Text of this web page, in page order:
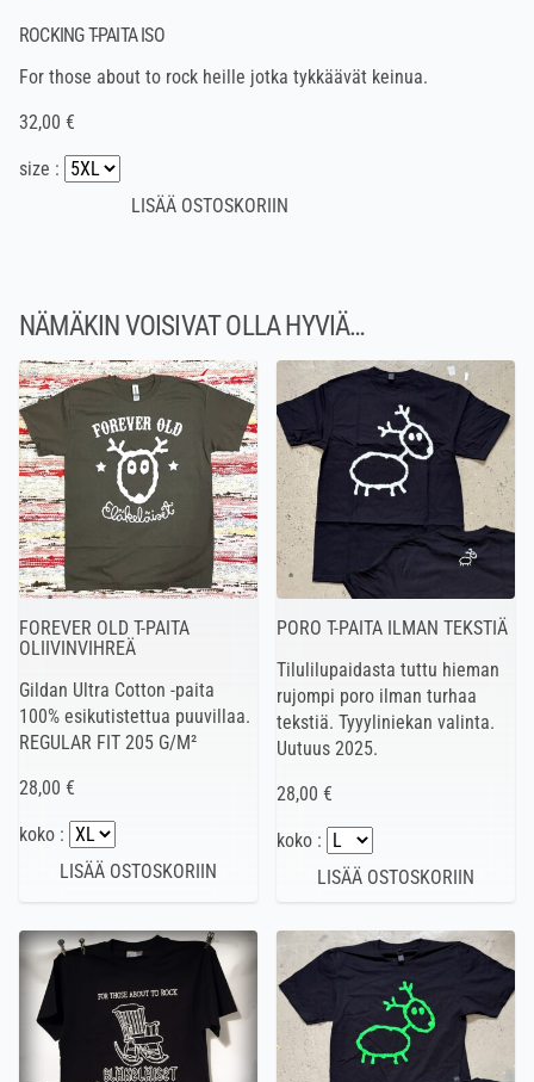
ROCKING T-PAITA ISO
For those about to rock heille jotka tykkäävät keinua.
32,00 €
size :
NÄMÄKIN VOISIVAT OLLA HYVIÄ…
FOREVER OLD T-PAITA
OLIIVINVIHREÄ
Gildan Ultra Cotton -paita
100% esikutistettua puuvillaa.
REGULAR FIT 205 G/M²
28,00 €
koko :
PORO T-PAITA ILMAN TEKSTIÄ
Tilulilupaidasta tuttu hieman
rujompi poro ilman turhaa
tekstiä. Tyyyliniekan valinta.
Uutuus 2025.
28,00 €
koko :